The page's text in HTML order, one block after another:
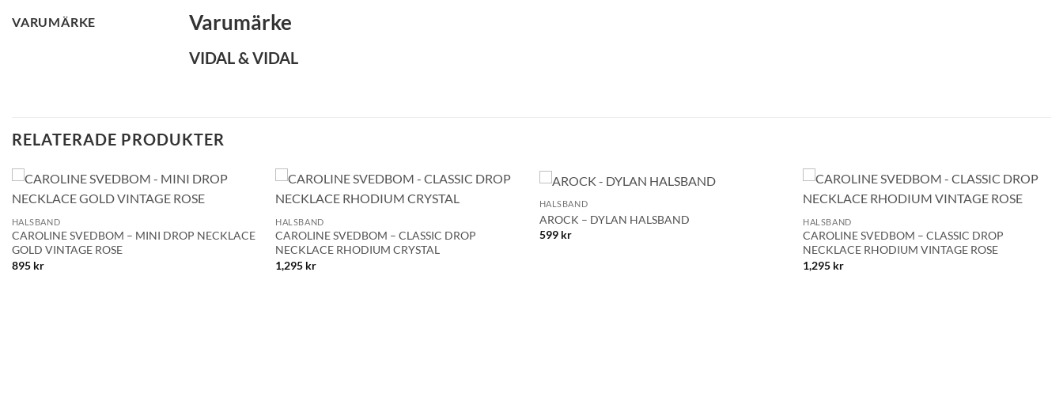
VARUMÄRKE Varumärke
VIDAL & VIDAL
RELATERADE PRODUKTER
+
HALSBAND
CAROLINE SVEDBOM – MINI DROP NECKLACE
GOLD VINTAGE ROSE
895 kr
+
HALSBAND
CAROLINE SVEDBOM – CLASSIC DROP
NECKLACE RHODIUM CRYSTAL
1,295 kr
+
HALSBAND
AROCK – DYLAN HALSBAND
599 kr
+
HALSBAND
CAROLINE SVEDBOM – CLASSIC DROP
NECKLACE RHODIUM VINTAGE ROSE
1,295 kr